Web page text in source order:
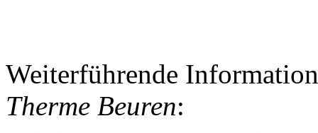
Weiterführende
Therme Beuren: